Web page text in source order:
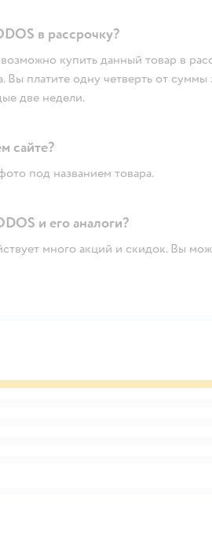
в рассрочку?
купить данный товар в
платите одну четверть от суммы
две недели.
сайте?
под названием товара.
и его аналоги?
много акций и скидок. Вы